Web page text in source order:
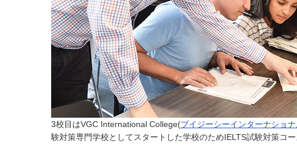
3校目はVGC International College(ブイジーシーインターナショ
験対策専門学校としてスタートした学校のためIELTS試験対策コ